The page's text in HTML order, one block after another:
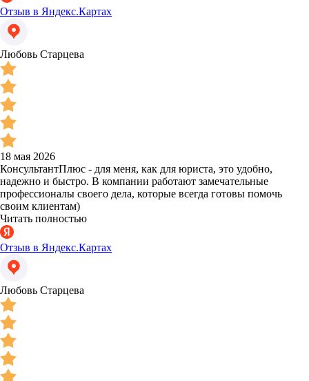
Отзыв в Яндекс.Картах
Любовь Старцева
18 мая 2026
КонсультантПлюс - для меня, как для юриста, это удобно,
надежно и быстро. В компании работают замечательные
профессионалы своего дела, которые всегда готовы помочь
своим клиентам)
Читать полностью
Отзыв в Яндекс.Картах
Любовь Старцева